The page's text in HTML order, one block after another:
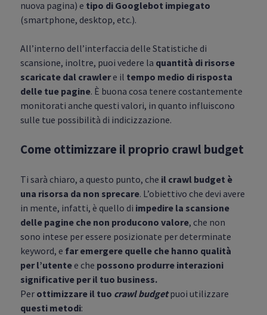
nuova pagina) e tipo di Googlebot impiegato
(smartphone, desktop, etc.).
All’interno dell’interfaccia delle Statistiche di
scansione, inoltre, puoi vedere la quantità di risorse
scaricate dal crawlere il tempo medio di risposta
delle tue pagine. È buona cosa tenere costantemente
monitorati anche questi valori, in quanto influiscono
sulle tue possibilità di indicizzazione.
Come ottimizzare il proprio crawl budget
Ti sarà chiaro, a questo punto, che il crawl budget è
una risorsa da non sprecare. L’obiettivo che devi avere
in mente, infatti, è quello di impedire la scansione
delle pagine che non producono valore, che non
sono intese per essere posizionate per determinate
keyword, e far emergere quelle che hanno qualità
per l’utentee che possono produrre interazioni
significative per il tuo business.
Per ottimizzare il tuo crawl budgetpuoi utilizzare
questi metodi: